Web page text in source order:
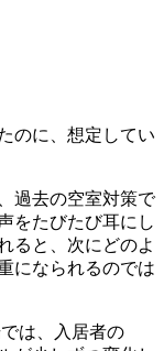
のに、想定してい
過去の空室対策で
をたびたび耳にし
ると、次にどのよ
になられるのでは
は、入居者の